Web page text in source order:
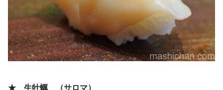
★ 生牡蠣 （サロマ）